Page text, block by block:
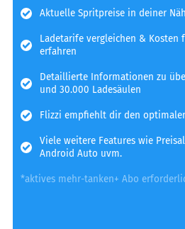
Aktuelle Spritpreise in deiner
Ladetarife vergleichen & Kosten
erfahren
Detaillierte Informationen zu
und 30.000 Ladesäulen
Flizzi empfiehlt dir den
Viele weitere Features wie
Android Auto uvm.
*aktives mehr-tanken+ Abo